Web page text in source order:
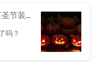
万圣节由来 探究万圣节南瓜与万圣节装扮
吗？